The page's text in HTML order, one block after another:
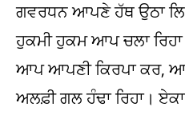
ਗਵਰਧਨ ਆਪਣੇ ਹੱਥ ਉਠਾ
ਹੁਕਮੀ ਹੁਕਮ ਆਪ ਚਲਾ
ਆਪ ਆਪਣੀ ਕਿਰਪਾ ਕਰ,
ਅਲਫ਼ੀ ਗਲ ਹੰਢਾ ਰਿਹਾ।